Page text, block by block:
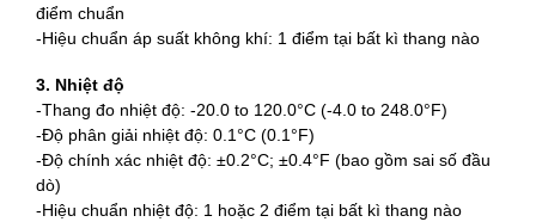
điểm chuẩn
-Hiệu chuẩn áp suất không khí: 1 điểm tại bất kì thang nào
3. Nhiệt độ
-Thang đo nhiệt độ: -20.0 to 120.0°C (-4.0 to 248.0°F)
-Độ phân giải nhiệt độ: 0.1°C (0.1°F)
-Độ chính xác nhiệt độ: ±0.2°C; ±0.4°F (bao gồm sai số đầu
dò)
-Hiệu chuẩn nhiệt độ: 1 hoặc 2 điểm tại bất kì thang nào